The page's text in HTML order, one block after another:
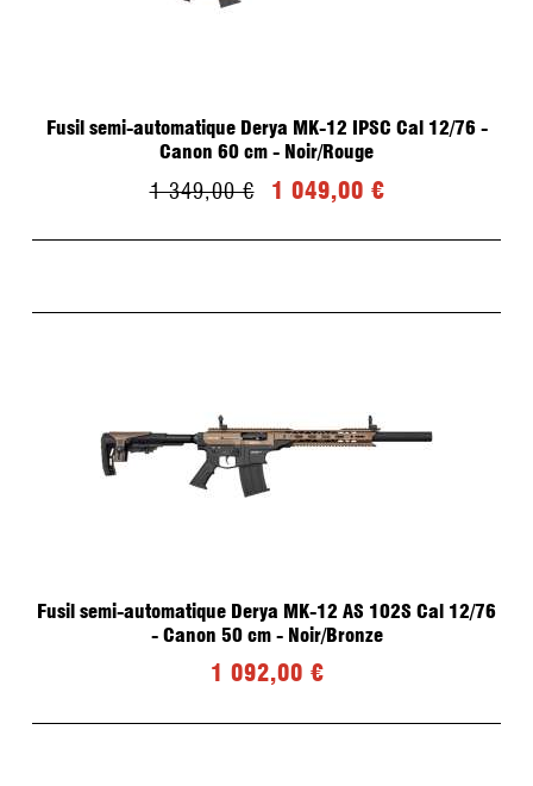
Fusil semi-automatique Derya MK-12 IPSC Cal 12/76 -
Canon 60 cm - Noir/Rouge
1 349,00 € 1 049,00 €
Fusil semi-automatique Derya MK-12 AS 102S Cal 12/76
- Canon 50 cm - Noir/Bronze
1 092,00 €